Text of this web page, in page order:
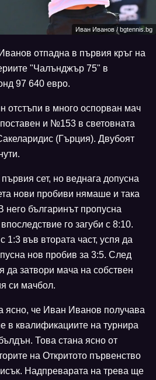
Иван Иванов / bgtennis.bg
отпадна в първия кръг на
"Чалънджър 75" в
97 640 евро.
отстъпи в много оспорван мач
и №153 в световната
(Гърция). Двубоят
сет, но веднага допусна
нови пробиви нямаше и така
него българинът пропусна
го загуби с 8:10.
1:3 във втората част, успя да
нов пробив за 3:5. След
да затвори мача на собствен
си мачбол.
ясно, че Иван Иванов получава
в квалификациите на турнира
Това стана ясно от
на Откритото първенство
Надпреварата на трева ще